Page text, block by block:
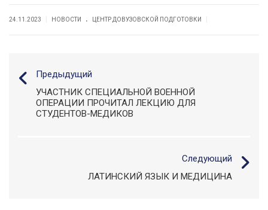
24.11.2023 НОВОСТИ . ЦЕНТР ДОВУЗОВСКОЙ ПОДГОТОВКИ
Предыдущий
УЧАСТНИК СПЕЦИАЛЬНОЙ ВОЕННОЙ
ОПЕРАЦИИ ПРОЧИТАЛ ЛЕКЦИЮ ДЛЯ
СТУДЕНТОВ-МЕДИКОВ
Следующий
ЛАТИНСКИЙ ЯЗЫК И МЕДИЦИНА